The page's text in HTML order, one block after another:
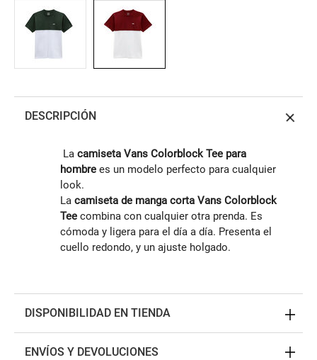
DESCRIPCIÓN
La camiseta Vans Colorblock Tee para
hombre es un modelo perfecto para cualquier
look.
La camiseta de manga corta Vans Colorblock
Tee combina con cualquier otra prenda. Es
cómoda y ligera para el día a día. Presenta el
cuello redondo, y un ajuste holgado.
DISPONIBILIDAD EN TIENDA
ENVÍOS Y DEVOLUCIONES